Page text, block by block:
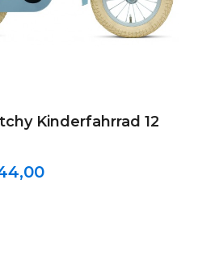
Kinderfahrrad 12